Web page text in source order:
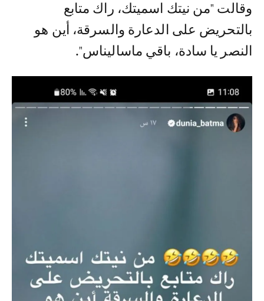
وقالت "من نيتك اسميتك، راك متابع
بالتحريض على الدعارة والسرقة، أين هو
النصر يا سادة، باقي ماساليناس".